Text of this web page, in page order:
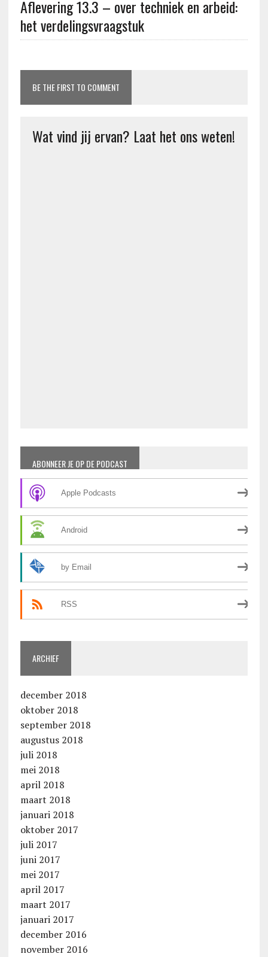
Aflevering 13.3 – over techniek en arbeid:
het verdelingsvraagstuk
BE THE FIRST TO COMMENT
Wat vind jij ervan? Laat het ons weten!
ABONNEER JE OP DE PODCAST
Apple Podcasts
Android
by Email
RSS
ARCHIEF
december 2018
oktober 2018
september 2018
augustus 2018
juli 2018
mei 2018
april 2018
maart 2018
januari 2018
oktober 2017
juli 2017
juni 2017
mei 2017
april 2017
maart 2017
januari 2017
december 2016
november 2016